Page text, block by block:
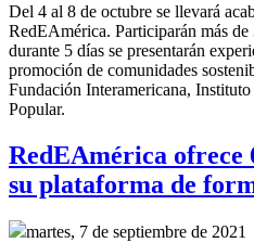
Del 4 al 8 de octubre se llevará
RedEAmérica. Participarán más
durante 5 días se presentarán
promoción de comunidades
Fundación Interamericana,
Popular.
RedEAmérica ofrece
su plataforma de
martes, 7 de septiembre de 2021